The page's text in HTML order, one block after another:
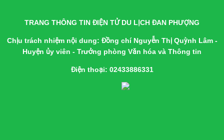
TRANG THÔNG TIN ĐIỆN TỬ DU LỊCH ĐAN PHƯỢNG
Chịu trách nhiệm nội dung: Đồng chí Nguyễn Thị Quỳnh Lâm -
Huyện ủy viên - Trưởng phòng Văn hóa và Thông tin
Điện thoại: 02433886331